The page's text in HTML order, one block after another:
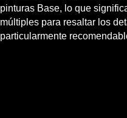
pinturas Base, lo que
múltiples para resaltar los
particularmente